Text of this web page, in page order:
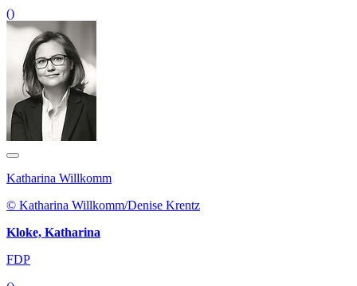
()
Katharina Willkomm
© Katharina Willkomm/Denise Krentz
Kloke, Katharina
FDP